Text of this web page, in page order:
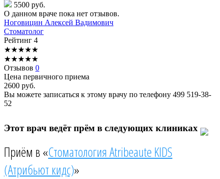
5500 руб.
О данном враче пока нет отзывов.
Ноговицин Алексей Вадимович
Стоматолог
Рейтинг 4
★★★★★
★★★★★
Отзывов 0
Цена первичного приема
2600 руб.
Вы можете записаться к этому врачу по телефону 499 519-38-
52
Этот врач ведёт прём в следующих клиниках
Приём в «Стоматология Atribeaute KIDS
(Атрибьют кидс)»